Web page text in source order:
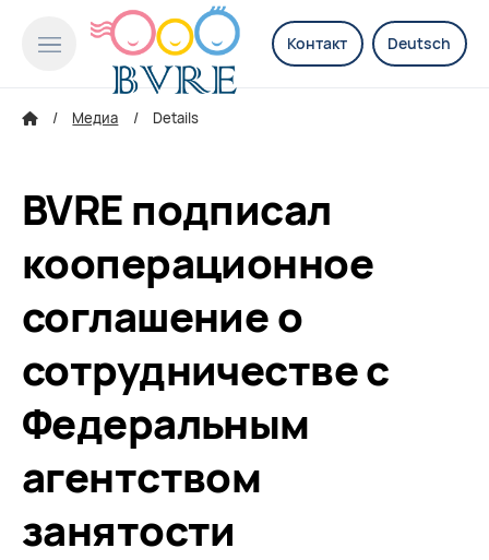
Контакт Deutsch
Медиа Details
BVRE подписал
кооперационное
соглашение о
сотрудничестве с
Федеральным
агентством
занятости